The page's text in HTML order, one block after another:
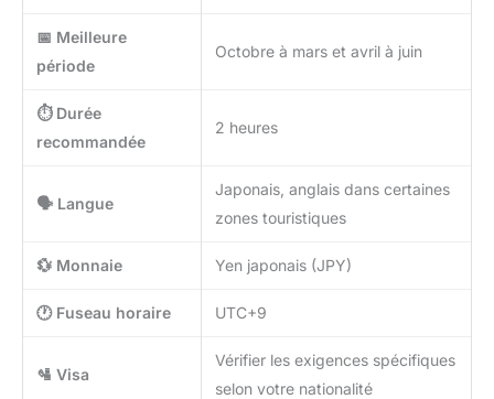
📅 Meilleure
période
Octobre à mars et avril à juin
⏱️ Durée
recommandée
2 heures
🗣️ Langue
Japonais, anglais dans certaines
zones touristiques
💱 Monnaie Yen japonais (JPY)
🕐 Fuseau horaire UTC+9
🛂 Visa
Vérifier les exigences spécifiques
selon votre nationalité